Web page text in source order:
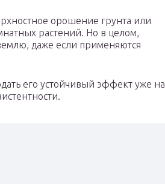
орошение грунта или
растений. Но в целом,
даже если применяются
его устойчивый эффект уже на